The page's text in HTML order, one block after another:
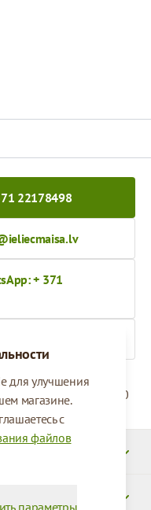
для улучшения
магазине.
с
файлов
параметры
22178498
+ 371
09:00 - 17:00